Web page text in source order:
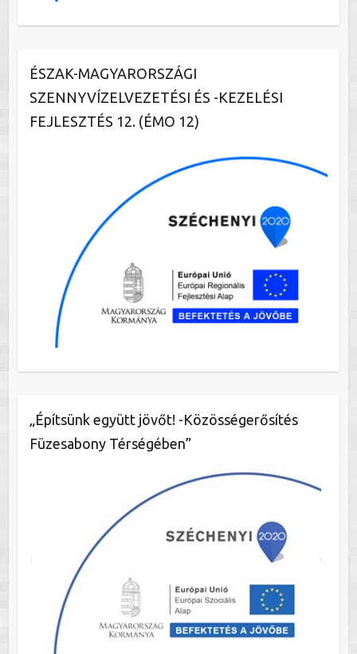
ÉSZAK-MAGYARORSZÁGI
SZENNYVÍZELVEZETÉSI ÉS -KEZELÉSI
FEJLESZTÉS 12. (ÉMO 12)
„Építsünk együtt jövőt! -Közösségerősítés
Füzesabony Térségében”